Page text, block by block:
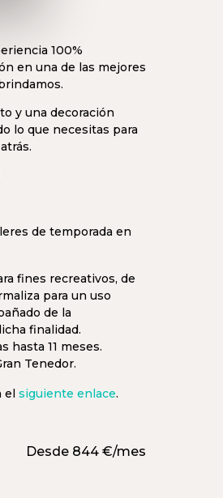
100%
en una de las mejores
y una decoración
lo que necesitas para
de temporada en
fines recreativos, de
para un uso
de la
finalidad.
hasta 11 meses.
Tenedor.
el siguiente enlace.
Desde 844 €/mes